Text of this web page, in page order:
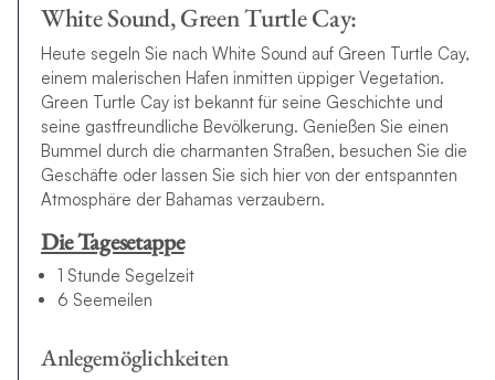
White Sound, Green Turtle Cay:
Heute segeln Sie nach White Sound auf Green Turtle Cay,
einem malerischen Hafen inmitten üppiger Vegetation.
Green Turtle Cay ist bekannt für seine Geschichte und
seine gastfreundliche Bevölkerung. Genießen Sie einen
Bummel durch die charmanten Straßen, besuchen Sie die
Geschäfte oder lassen Sie sich hier von der entspannten
Atmosphäre der Bahamas verzaubern.
Die Tagesetappe
1 Stunde Segelzeit
6 Seemeilen
Anlegemöglichkeiten